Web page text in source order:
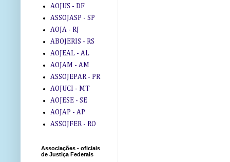
AOJUS - DF
ASSOJASP - SP
AOJA - RJ
ABOJERIS - RS
AOJEAL - AL
AOJAM - AM
ASSOJEPAR - PR
AOJUCI - MT
AOJESE - SE
AOJAP - AP
ASSOJFER - RO
Associações - oficiais
de Justiça Federais